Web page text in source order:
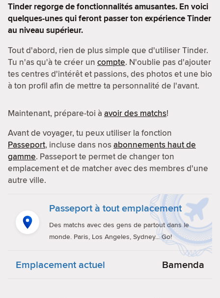
Tinder regorge de fonctionnalités amusantes. En voici
quelques-unes qui feront passer ton expérience Tinder
au niveau supérieur.
Tout d'abord, rien de plus simple que d'utiliser Tinder.
Tu n'as qu'à te créer un compte. N'oublie pas d'ajouter
tes centres d'intérêt et passions, des photos et une bio
à ton profil afin de mettre ta personnalité de l'avant.
Maintenant, prépare-toi à avoir des matchs!
Avant de voyager, tu peux utiliser la fonction
Passeport, incluse dans nosabonnements haut de
gamme. Passeport te permet de changer ton
emplacement et de matcher avec des membres d'une
autre ville.
Passeport à tout emplacement
Des matchs avec des gens de partout dans le
monde. Paris, Los Angeles, Sydney... Go!
Emplacement actuel Bamenda